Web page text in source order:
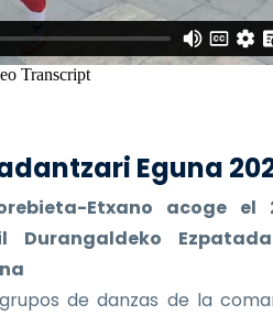
Eguna
Etxano acoge el
Durangaldeko
de danzas de la